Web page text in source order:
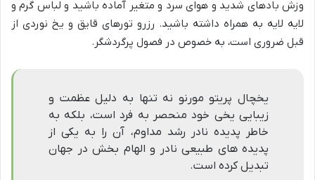
وزش بادهای شدید و هوای سرد و متغیر آماده باشید و لباس گرم و
لایه لایه به همراه داشته باشید. رزرو تورهای قایق و یخ نوردی از
قبل ضروری است، به خصوص در فصول پرگردشگر.
یخچال پریتو مورنو نه تنها به دلیل عظمت و
زیبایی یخی خود منحصر به فرد است، بلکه به
خاطر پدیده نادر رشد مداوم، آن را به یکی از
پدیده های طبیعی نادر و الهام بخش در جهان
تبدیل کرده است.